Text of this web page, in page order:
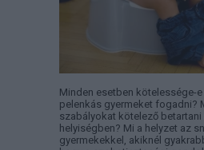
Minden esetben kötelessége-
pelenkás gyermeket fogadni?
szabályokat kötelező betartani
helyiségben? Mi a helyzet az
gyermekekkel, akiknél